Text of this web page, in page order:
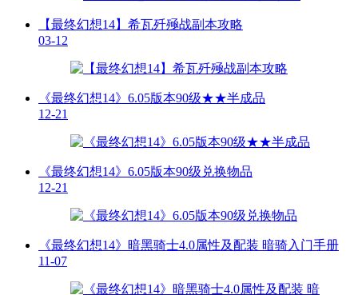
【最终幻想14】希瓦歼殛战副本攻略
03-12
《最终幻想14》6.05版本90级★★半成品
12-21
《最终幻想14》6.05版本90级兑换物品
12-21
《最终幻想14》暗黑骑士4.0属性及配装 暗骑入门手册
11-07